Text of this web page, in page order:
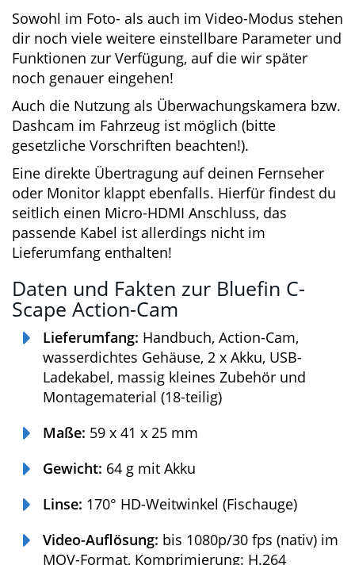
Sowohl im Foto- als auch im Video-Modus
stehen dir noch viele weitere einstellbare
Parameter und Funktionen zur Verfügung, auf
die wir später noch genauer eingehen!
Auch die Nutzung als Überwachungskamera
bzw. Dashcam im Fahrzeug ist möglich (bitte
gesetzliche Vorschriften beachten!).
Eine direkte Übertragung auf deinen Fernseher
oder Monitor klappt ebenfalls. Hierfür findest
du seitlich einen Micro-HDMI Anschluss, das
passende Kabel ist allerdings nicht im
Lieferumfang enthalten!
Daten und Fakten zur Bluefin C-
Scape Action-Cam
Lieferumfang: Handbuch, Action-Cam,
wasserdichtes Gehäuse, 2 x Akku, USB-
Ladekabel, massig kleines Zubehör und
Montagematerial (18-teilig)
Maße: 59 x 41 x 25 mm
Gewicht: 64 g mit Akku
Linse: 170° HD-Weitwinkel (Fischauge)
Video-Auflösung: bis 1080p/30 fps (nativ)
im MOV-Format, Komprimierung: H.264